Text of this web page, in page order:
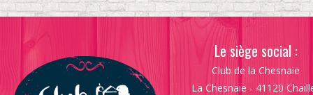
Le siège social :
Club de la Chesnaie
La Chesnaie - 41120